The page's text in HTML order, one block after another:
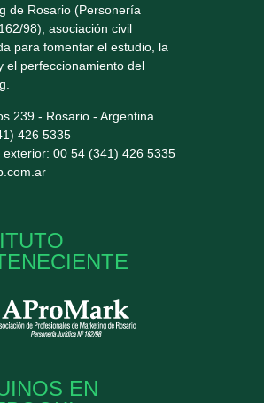
de Rosario (Personería
98), asociación civil
para fomentar el estudio, la
el perfeccionamiento del
239 - Rosario - Argentina
426 5335
exterior: 00 54 (341) 426 5335
EN